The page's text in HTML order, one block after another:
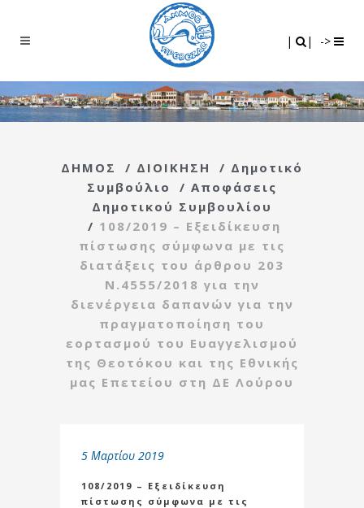
| | ->
ΔΗΜΟΣ / ΔΙΟΙΚΗΣΗ / Δημοτικό
Συμβούλιο
/ Αποφάσεις
Δημοτικού Συμβουλίου
/ 108/2019 – Εξειδίκευση
πίστωσης σύμφωνα με τις
διατάξεις του άρθρου 203
Ν.4555/2018 για την
διενέργεια δαπανών για την
πραγματοποίηση του
εορτασμού του Ευαγγελισμού
της Θεοτόκου και της Εθνικής
μας Επετείου στη ΔΕ Λούρου
5 Μαρτίου 2019
108/2019 – Εξειδίκευση
πίστωσης σύμφωνα με τις